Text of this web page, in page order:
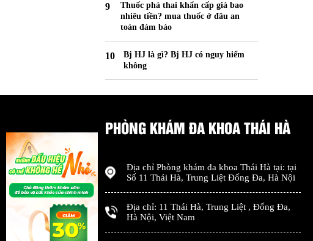
Thuốc phá thai khẩn cấp giá bao
nhiêu tiền? mua thuốc ở đâu an
toàn đảm bảo
Bj HJ là gì? Bj HJ có nguy hiểm
không
PHÒNG KHÁM ĐA KHOA THÁI HÀ
Địa chỉ Phòng khám đa khoa Thái Hà tại: tại
Số 11 Thái Hà, Trung Liệt Đống Đa, Hà Nội
Địa chỉ: 11 Thái Hà, Trung Liệt , Đống Đa,
Hà Nội, Việt Nam